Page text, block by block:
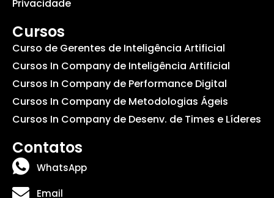
Privacidade
Cursos
Curso de Gerentes de Inteligência Artificial
Cursos In Company de Inteligência Artificial
Cursos In Company de Performance Digital
Cursos In Company de Metodologias Ágeis
Cursos In Company de Desenv. de Times e Líderes
Contatos
WhatsApp
Email